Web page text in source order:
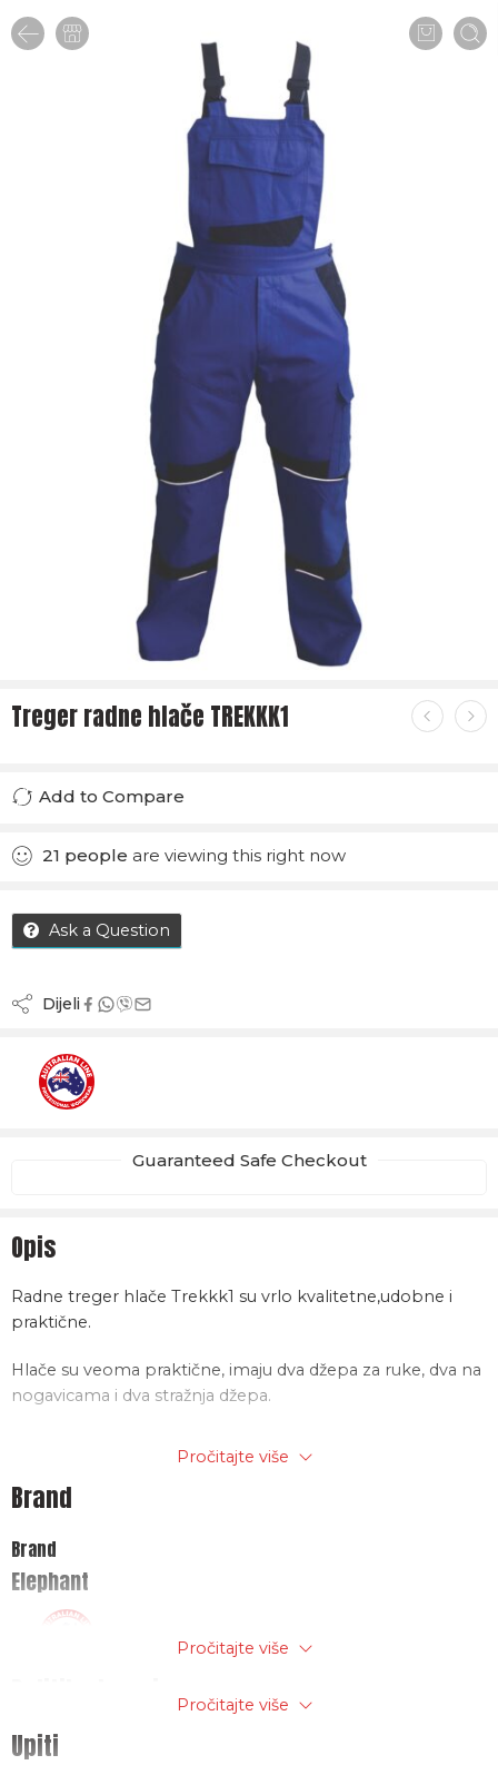
Treger radne hlače TREKKK1
Add to Compare
21 people are viewing this right now
Ask a Question
Dijeli
Guaranteed Safe Checkout
Opis
Radne treger hlače Trekkk1 su vrlo kvalitetne,udobne i
praktične.
Hlače su veoma praktične, imaju dva džepa za ruke, dva na
nogavicama i dva stražnja džepa.
paspula, a isto tako i na poleđini.
Pročitajte više
Brand
Brand
Elephant
Pročitajte više
Politika trgovinePročitajte više
Upiti